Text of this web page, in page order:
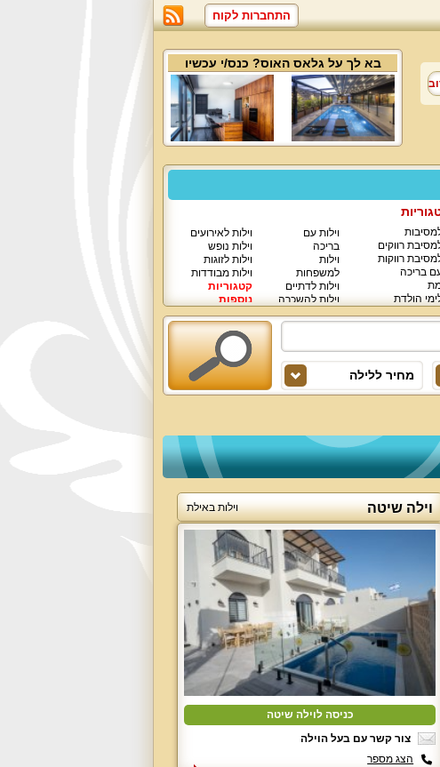
התחברות לקוח
בא לך על גלאס האוס? כנס/י עכשיו
רווקים
רווקות
בריכה
הולדת
וילות עם
בריכה
וילות
למשפחות
וילות לדתיים
וילות להשכרה
וילות יוקרתיות
וילות לאירועים
וילות נופש
וילות לזוגות
וילות מבודדות
קטגוריות
נוספות
מחיר ללילה
וילה שיטה וילות באילת
כניסה לוילה שיטה
צור קשר עם בעל הוילה
הצג מספר